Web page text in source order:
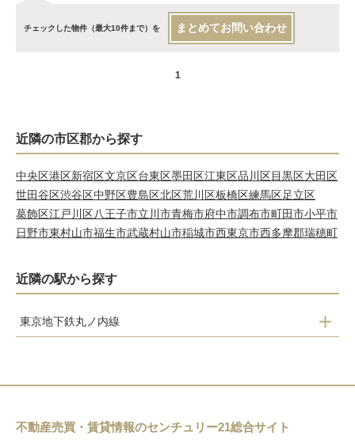
チェックした物件（最大10件まで）を まとめてお問い合わせ
1
近隣の市区郡から探す
中央区港区新宿区文京区台東区墨田区江東区品川区目黒区大田区
世田谷区渋谷区中野区豊島区北区荒川区板橋区練馬区足立区
葛飾区江戸川区八王子市立川市青梅市府中市調布市町田市小平市
日野市東村山市福生市武蔵村山市稲城市西東京市西多摩郡瑞穂町
近隣の駅から探す
東京地下鉄丸ノ内線
新高円寺
荻窪
不動産売買・賃貸情報のセンチュリー21総合サイト